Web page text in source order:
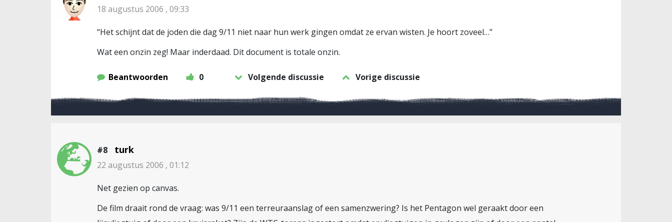
18 augustus 2006 , 09:33
“Het schijnt dat de joden die dag 9/11 niet naar hun werk gingen omdat ze ervan wisten. Je hoort zoveel…”
Wat een onzin zeg! Maar inderdaad. Dit document is totale onzin.
Beantwoorden 0 Volgende discussie Vorige discussie
#8 turk
22 augustus 2006 , 01:12
Net gezien op canvas.
De film draait rond de vraag: was 9/11 een terreuraanslag of een samenzwering? Is het Pentagon wel geraakt door een